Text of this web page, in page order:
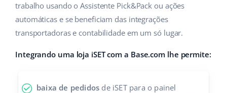
Colaboração e parcerias
Parceiros Base
Italiano
polski
português (BR)
trabalho usando o Assistente Pick&Pack ou ações
automáticas e se beneficiam das integrações
transportadoras e contabilidade em um só lugar.
Integrando uma loja iSET com a Base.com lhe permite:
baixa de pedidos de iSET para o painel